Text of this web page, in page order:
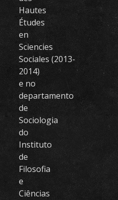
Hautes
Études
en
Sciencies
Sociales (2013-
2014)
e no
departamento
de
Sociologia
do
Instituto
de
Filosofia
e
Ciências